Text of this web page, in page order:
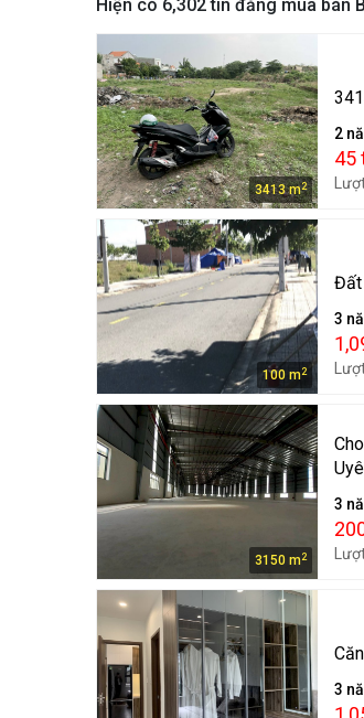
Hiện có 6,302tin đăng mua bán
3413 m2
2
45
100 m2
Đất
3
3150 m2
3
3